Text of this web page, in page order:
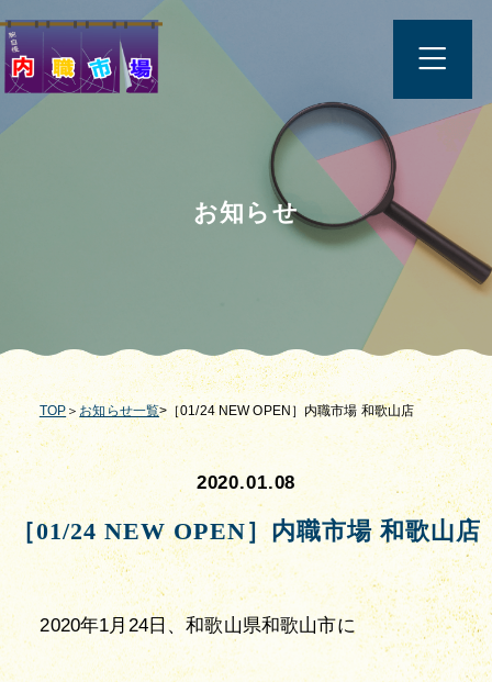
お知らせ
TOP ＞ お知らせ一覧>［01/24 NEW OPEN］内職市場 和歌山店
2020.01.08
［01/24 NEW OPEN］内職市場 和歌山店
2020年1月24日、和歌山県和歌山市に